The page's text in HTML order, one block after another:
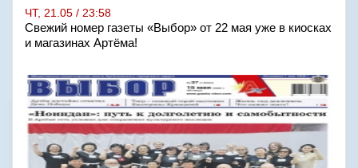
ЧТ, 21.05 / 23:58
Свежий номер газеты «Выбор» от 22 мая уже в киосках
и магазинах Артёма!